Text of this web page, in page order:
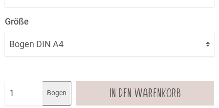
Größe
Bogen IN DEN WARENKORB